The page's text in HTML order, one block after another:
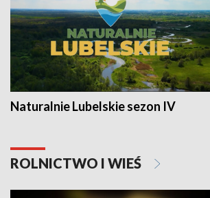
Naturalnie Lubelskie sezon IV
ROLNICTWO I WIEŚ